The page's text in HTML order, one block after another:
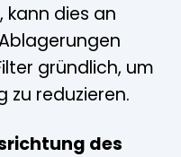
kann dies an
gründlich, um
zu reduzieren.
des